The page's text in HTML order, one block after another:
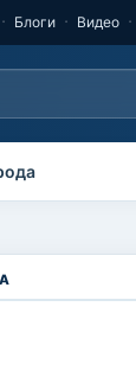
Блоги Видео